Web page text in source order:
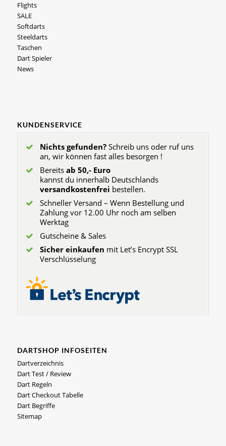
Flights
SALE
Softdarts
Steeldarts
Taschen
Dart Spieler
News
KUNDENSERVICE
Nichts gefunden?Schreib uns oder ruf uns
an, wir können fast alles besorgen !
Bereits ab 50,- Euro
kannst du innerhalb Deutschlands
versandkostenfrei bestellen.
Schneller Versand – Wenn Bestellung und
Zahlung vor 12.00 Uhr noch am selben
Werktag
Gutscheine & Sales
Sicher einkaufen mit Let’s Encrypt SSL
Verschlüsselung
DARTSHOP INFOSEITEN
Dartverzeichnis
Dart Test / Review
Dart Regeln
Dart Checkout Tabelle
Dart Begriffe
Sitemap